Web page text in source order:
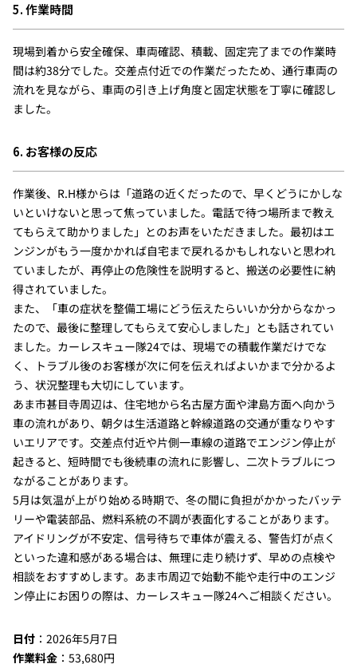
5. 作業時間
現場到着から安全確保、車両確認、積載、固定完了までの作業時
間は約38分でした。交差点付近での作業だったため、通行車両の
流れを見ながら、車両の引き上げ角度と固定状態を丁寧に確認し
ました。
6. お客様の反応
作業後、R.H様からは「道路の近くだったので、早くどうにかしな
いといけないと思って焦っていました。電話で待つ場所まで教え
てもらえて助かりました」とのお声をいただきました。最初はエ
ンジンがもう一度かかれば自宅まで戻れるかもしれないと思われ
ていましたが、再停止の危険性を説明すると、搬送の必要性に納
得されていました。
また、「車の症状を整備工場にどう伝えたらいいか分からなかっ
たので、最後に整理してもらえて安心しました」とも話されてい
ました。カーレスキュー隊24では、現場での積載作業だけでな
く、トラブル後のお客様が次に何を伝えればよいかまで分かるよ
う、状況整理も大切にしています。
あま市甚目寺周辺は、住宅地から名古屋方面や津島方面へ向かう
車の流れがあり、朝夕は生活道路と幹線道路の交通が重なりやす
いエリアです。交差点付近や片側一車線の道路でエンジン停止が
起きると、短時間でも後続車の流れに影響し、二次トラブルにつ
ながることがあります。
5月は気温が上がり始める時期で、冬の間に負担がかかったバッテ
リーや電装部品、燃料系統の不調が表面化することがあります。
アイドリングが不安定、信号待ちで車体が震える、警告灯が点く
といった違和感がある場合は、無理に走り続けず、早めの点検や
相談をおすすめします。あま市周辺で始動不能や走行中のエンジ
ン停止にお困りの際は、カーレスキュー隊24へご相談ください。
日付：2026年5月7日
作業料金：53,680円